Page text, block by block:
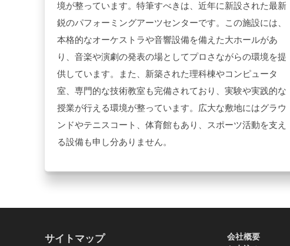
境が整っています。特筆すべきは、近年に新設された最新
鋭のパフォーミングアーツセンターです。この施設には、
本格的なオーケストラや音響設備を備えた大ホールがあ
り、音楽や演劇の発表の場としてプロさながらの環境を提
供しています。また、新築された理科棟やコンピュータ
室、専門的な技術教室も完備されており、実験や実践的な
授業が行える環境が整っています。広大な敷地にはグラウ
ンドやテニスコート、体育館もあり、スポーツ活動を支え
る設備も申し分ありません。
サイトマップ
会社概要